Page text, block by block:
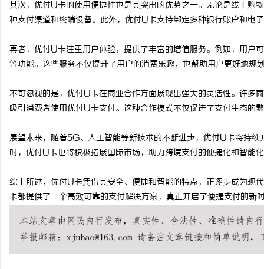
其次，优付U卡的使用便捷性也是其突出的优势之一。无论是线上购
种支付渠道和终端设备。此外，优付U卡支持绑定多种银行账户和电
再者，优付U卡注重用户体验，提供了丰富的增值服务。例如，用户
等功能。这些服务不仅提升了用户的消费乐趣，也帮助用户更好地规
不可忽视的是，优付U卡在商业合作方面展现出强大的灵活性。许多
吸引消费者使用优付U卡支付。这种合作模式不仅促进了支付生态的
展望未来，随着5G、人工智能等新技术的不断进步，优付U卡将持
时，优付U卡也将积极拓展国际市场，助力跨境支付的便捷化和智能
综上所述，优付U卡凭借其安全、便捷和智能的特点，正逐步成为现
卡都提供了一个高效可靠的支付解决方案，真正开启了便捷支付的新
商标购买：即买即用，